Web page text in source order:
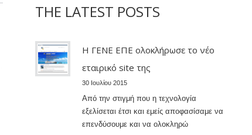
THE LATEST POSTS
Η ΓΕΝΕ ΕΠΕ ολοκλήρωσε το νέο
εταιρικό site της
30 Ιουλίου 2015
Από την στιγμή που η τεχνολογία
εξελίσεται έτσι και εμείς αποφασίσαμε να
επενδύσουμε και να ολοκληρώ